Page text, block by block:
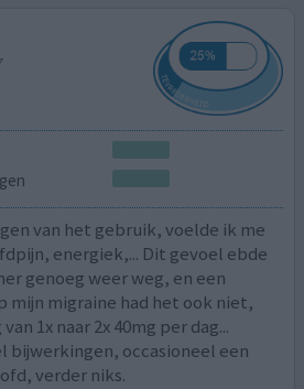
van het gebruik, voelde ik me
energiek,... Dit gevoel ebde
genoeg weer weg, en een
mijn migraine had het ook niet,
1x naar 2x 40mg per dag...
bijwerkingen, occasioneel een
verder niks.